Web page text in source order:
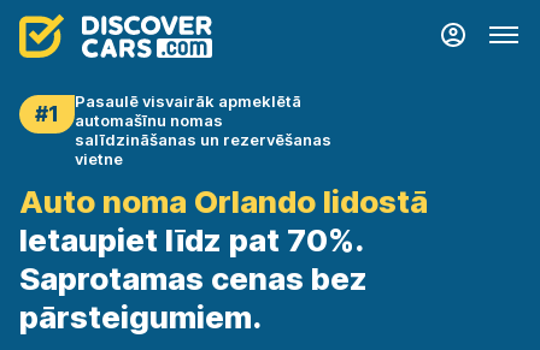
#1
Pasaulē visvairāk apmeklētā
automašīnu nomas
salīdzināšanas un rezervēšanas
vietne
Auto noma Orlando lidostā
Ietaupiet līdz pat 70%.
Saprotamas cenas bez
pārsteigumiem.